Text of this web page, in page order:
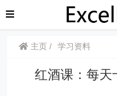
主页 学习资料
红酒课：每天